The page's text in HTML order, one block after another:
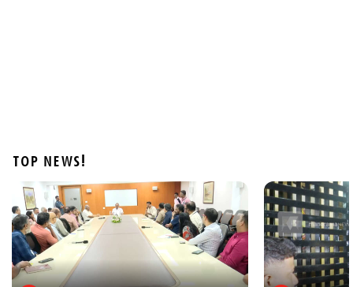
Latest
വാടക വീട്ടില്‍ ഗര്‍ഭിണി അബോധാവസ്ഥയില്‍;
ചികിത്സയിലിരിക്കെ മരണം
3 hours ago
TOP NEWS!